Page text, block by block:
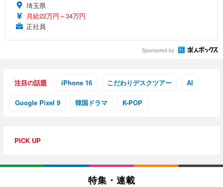
埼玉県
月給22万円～34万円
正社員
Sponsored by
注目の話題 iPhone 16 こだわりデスクツアー AI
Google Pixel 9 韓国ドラマ K-POP
PICK UP
特集・連載